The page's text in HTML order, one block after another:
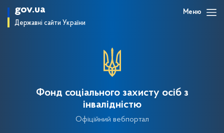
gov.ua
Державні сайти України
Меню
Фонд соціального захисту осіб з
інвалідністю
Офіційний вебпортал